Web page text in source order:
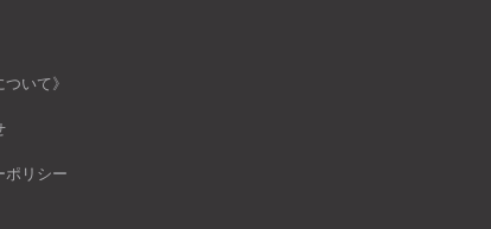
ついて》
ポリシー